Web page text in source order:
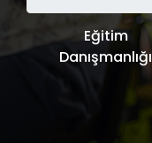
Eğitim
Danışmanlığı